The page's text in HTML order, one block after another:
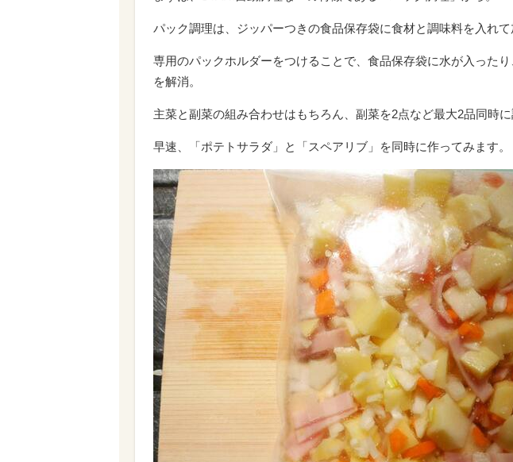
パック調理は、ジッパーつきの食品保存袋に食材と調味料を入れて
専用のパックホルダーをつけることで、食品保存袋に水が入った
を解消。
主菜と副菜の組み合わせはもちろん、副菜を2点など最大2品同時に
早速、「ポテトサラダ」と「スペアリブ」を同時に作ってみます。